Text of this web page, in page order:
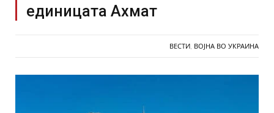
единицата Ахмат
ВЕСТИ ВОЈНА ВО УКРАИНА